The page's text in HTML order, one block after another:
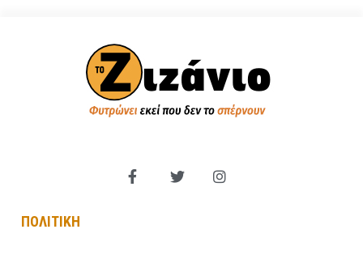
ΠΟΛΙΤΙΚΗ